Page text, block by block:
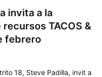
invita a la
TACOS &
febrero
18, Steve Padilla, invit a